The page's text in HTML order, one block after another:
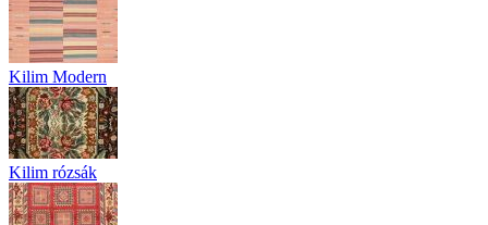
Kilim Modern
Kilim rózsák